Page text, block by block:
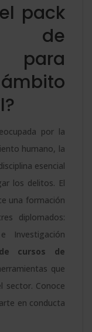
pack
de
para
por la
humano, la
esencial
los delitos. El
una formación
diplomados:
Investigación
cursos de
que
sector. Conoce
en conducta